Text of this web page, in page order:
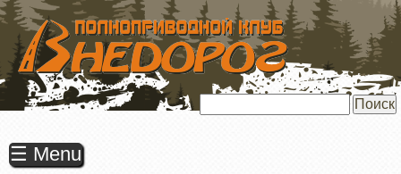
ПЕРЕЙТИ
ОСНОВНОМУ
СОДЕРЖАНИЮ
☰ Menu